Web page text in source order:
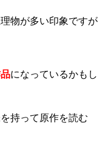
物が多い印象ですが
になっているかもし
持って原作を読む